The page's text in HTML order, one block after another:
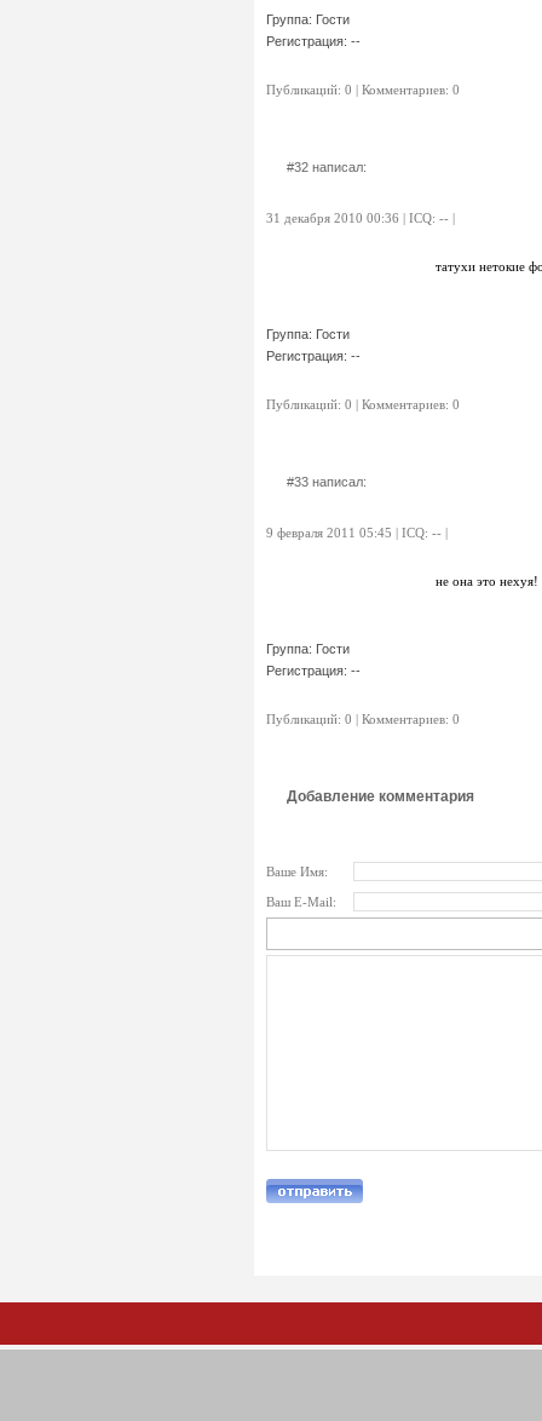
Группа: Гости
Регистрация: --
Публикаций: 0 | Комментариев: 0
#32 написал:
31 декабря 2010 00:36 | ICQ: -- |
Группа: Гости
Регистрация: --
татухи нетокие
Публикаций: 0 | Комментариев: 0
#33 написал:
9 февраля 2011 05:45 | ICQ: -- |
Группа: Гости
Регистрация: --
не она это
Публикаций: 0 | Комментариев: 0
Добавление комментария
Ваше Имя:
Ваш E-Mail: